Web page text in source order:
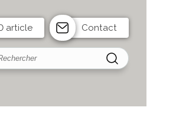
article Contact